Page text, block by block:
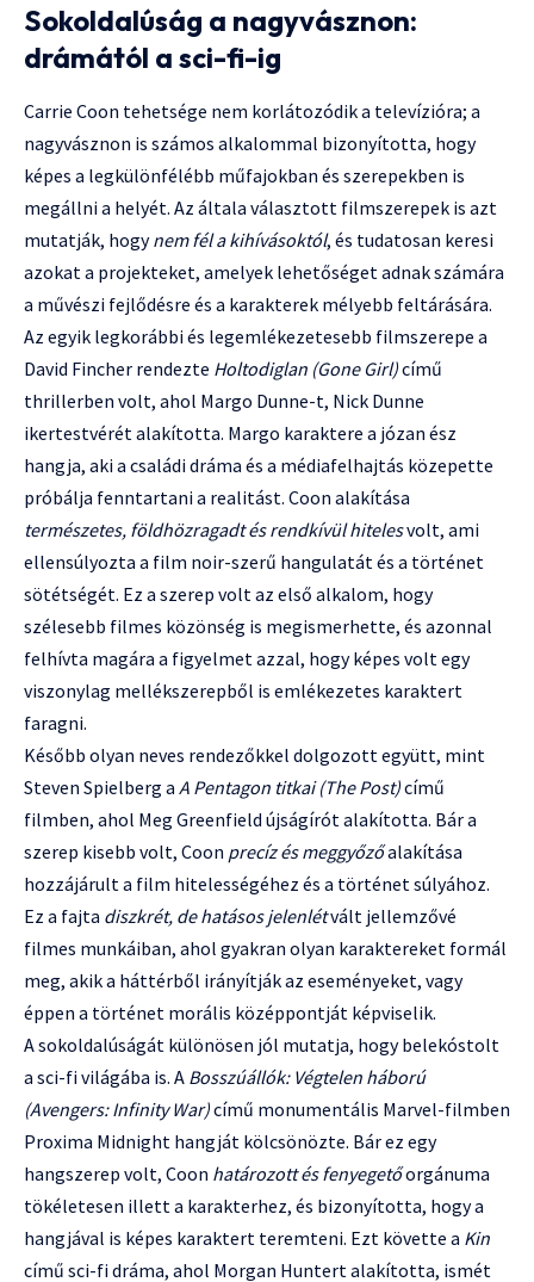
Sokoldalúság a nagyvásznon:
drámától a sci-fi-ig
Carrie Coon tehetsége nem korlátozódik a televízióra; a
nagyvásznon is számos alkalommal bizonyította, hogy
képes a legkülönfélébb műfajokban és szerepekben is
megállni a helyét. Az általa választott filmszerepek is azt
mutatják, hogynem fél a kihívásoktól, és tudatosan keresi
azokat a projekteket, amelyek lehetőséget adnak számára
a művészi fejlődésre és a karakterek mélyebb feltárására.
Az egyik legkorábbi és legemlékezetesebb filmszerepe a
David Fincher rendezte Holtodiglan (Gone Girl)című
thrillerben volt, ahol Margo Dunne-t, Nick Dunne
ikertestvérét alakította. Margo karaktere a józan ész
hangja, aki a családi dráma és a médiafelhajtás közepette
próbálja fenntartani a realitást. Coon alakítása
természetes, földhözragadt és rendkívül hitelesvolt, ami
ellensúlyozta a film noir-szerű hangulatát és a történet
sötétségét. Ez a szerep volt az első alkalom, hogy
szélesebb filmes közönség is megismerhette, és azonnal
felhívta magára a figyelmet azzal, hogy képes volt egy
viszonylag mellékszerepből is emlékezetes karaktert
faragni.
Később olyan neves rendezőkkel dolgozott együtt, mint
Steven Spielberg a A Pentagon titkai (The Post)című
filmben, ahol Meg Greenfield újságírót alakította. Bár a
szerep kisebb volt, Coon precíz és meggyőzőalakítása
hozzájárult a film hitelességéhez és a történet súlyához.
Ez a fajta diszkrét, de hatásos jelenlétvált jellemzővé
filmes munkáiban, ahol gyakran olyan karaktereket formál
meg, akik a háttérből irányítják az eseményeket, vagy
éppen a történet morális középpontját képviselik.
A sokoldalúságát különösen jól mutatja, hogy belekóstolt
a sci-fi világába is. A Bosszúállók: Végtelen háború
(Avengers: Infinity War)című monumentális Marvel-filmben
Proxima Midnight hangját kölcsönözte. Bár ez egy
hangszerep volt, Coon határozott és fenyegetőorgánuma
tökéletesen illett a karakterhez, és bizonyította, hogy a
hangjával is képes karaktert teremteni. Ezt követte a Kin
című sci-fi dráma, ahol Morgan Huntert alakította, ismét